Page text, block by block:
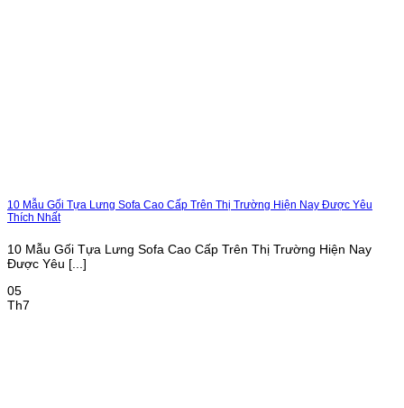
10 Mẫu Gối Tựa Lưng Sofa Cao Cấp Trên Thị Trường Hiện Nay Được Yêu
Thích Nhất
10 Mẫu Gối Tựa Lưng Sofa Cao Cấp Trên Thị Trường Hiện Nay
Được Yêu [...]
05
Th7